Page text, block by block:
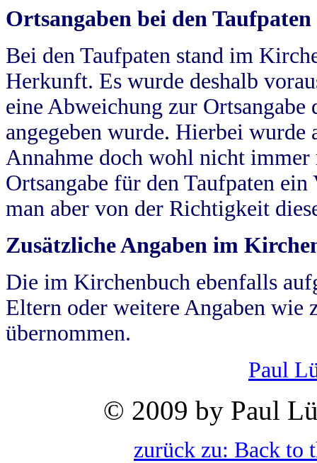
Ortsangaben bei den Taufpaten
Bei den Taufpaten stand im
Herkunft. Es wurde deshalb
eine Abweichung zur
angegeben wurde. Hierbei wurde
Annahme doch wohl nicht
Ortsangabe für den Taufpaten
man aber von der Richtigkeit
Zusätzliche Angaben im
Die im Kirchenbuch ebenfalls
Eltern oder weitere Angaben wie
übernommen.
Paul
© 2009 by Paul
zurück zu: Back to